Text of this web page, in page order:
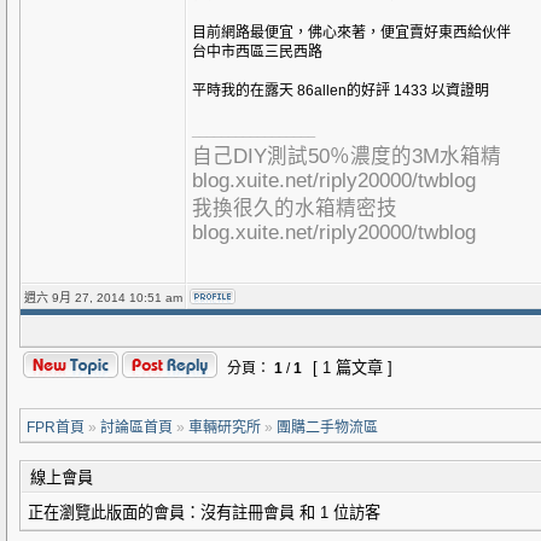
目前網路最便宜，佛心來著，便宜賣好東西給伙伴
台中市西區三民西路
平時我的在露天 86allen的好評 1433 以資證明
自己DIY測試50％濃度的3M水箱精
blog.xuite.net/riply20000/twblog
我換很久的水箱精密技
blog.xuite.net/riply20000/twblog
週六 9月 27, 2014 10:51 am
分頁： 1 /1 [ 1 篇文章 ]
FPR首頁 » 討論區首頁 » 車輛研究所 » 團購二手物流區
線上會員
正在瀏覽此版面的會員：沒有註冊會員 和 1 位訪客